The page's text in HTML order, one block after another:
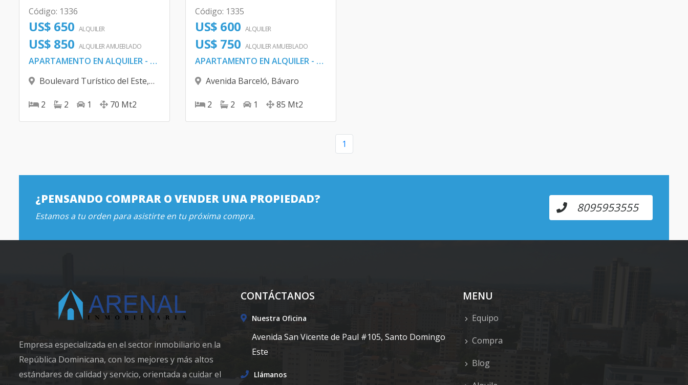
Código: 1336
US$ 650 ALQUILER
US$ 850 ALQUILERAMUEBLADO
APARTAMENTO EN ALQUILER - PUNTA CANA
Boulevard Turístico del Este,
2
2 1 70 Mt2
Código: 1335
US$ 600 ALQUILER
US$ 750 ALQUILERAMUEBLADO
APARTAMENTO EN ALQUILER - PUNTA CANA
Avenida Barceló, Bávaro
2 2 1 85 Mt2
1
¿PENSANDO COMPRAR O VENDER UNA PROPIEDAD?
Estamos a tu orden para asistirte en tu próxima compra.
8095953555
Empresa especializada en el sector inmobiliario en la
República Dominicana, con los mejores y más altos
estándares de calidad y servicio, orientada a cuidar el
CONTÁCTANOS
Nuestra Oficina
Avenida San Vicente de Paul #105, Santo Domingo
Este
Llámanos
MENU
Equipo
Compra
Blog